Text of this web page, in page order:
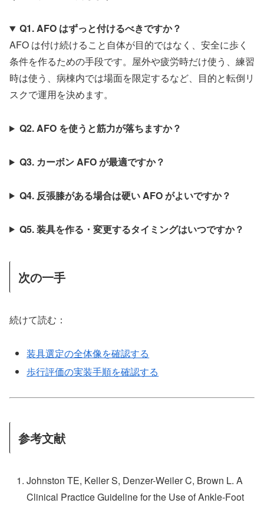
Q1. AFO はずっと付けるべきですか？
AFO は付け続けること自体が目的ではなく、安全に歩く
条件を作るための手段です。屋外や疲労時だけ使う、練習
時は使う、病棟内では場面を限定するなど、目的と転倒リ
スクで運用を決めます。
Q2. AFO を使うと筋力が落ちますか？
Q3. カーボン AFO が最適ですか？
Q4. 反張膝がある場合は硬い AFO がよいですか？
Q5. 装具を作る・変更するタイミングはいつですか？
次の一手
続けて読む：
装具選定の全体像を確認する
歩行評価の実装手順を確認する
参考文献
Johnston TE, Keller S, Denzer-Weiler C, Brown L. A
Clinical Practice Guideline for the Use of Ankle-Foot